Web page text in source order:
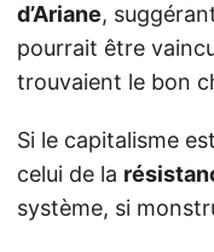
d’Ariane,
pourrait être
trouvaient le bon
Si le capitalisme
celui de la
système, si